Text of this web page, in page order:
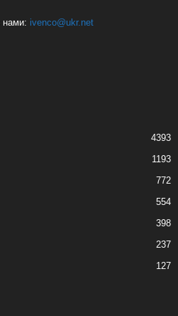
нами: ivenco@ukr.net
4393
1193
772
554
398
237
127